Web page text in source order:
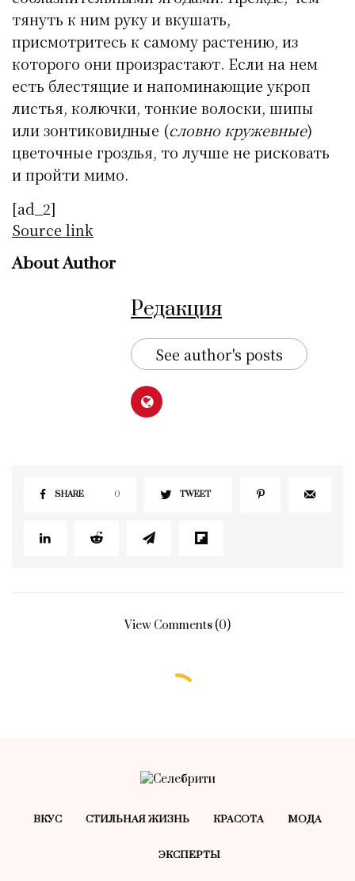
тянуть к ним руку и вкушать,
присмотритесь к самому растению, из
которого они произрастают. Если на нем
есть блестящие и напоминающие укроп
листья, колючки, тонкие волоски, шипы
или зонтиковидные (словно кружевные)
цветочные гроздья, то лучше не рисковать
и пройти мимо.
[ad_2]
Source link
About Author
Редакция
See author's posts
SHARE 0 TWEET
View Comments (0)
ВКУС СТИЛЬНАЯ ЖИЗНЬ КРАСОТA МОДА
ЭКСПЕРТЫ